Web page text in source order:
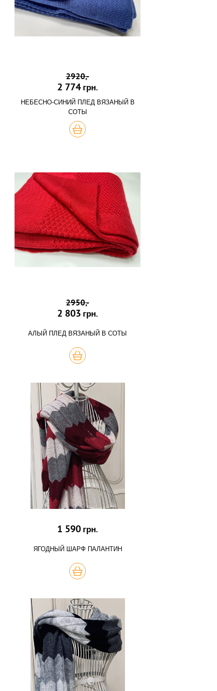
2920,-
2 774 грн.
НЕБЕСНО-СИНИЙ ПЛЕД ВЯЗАНЫЙ В
СОТЫ
КУПИТЬ
2950,-
2 803 грн.
АЛЫЙ ПЛЕД ВЯЗАНЫЙ В СОТЫ
КУПИТЬ
1 590 грн.
ЯГОДНЫЙ ШАРФ ПАЛАНТИН
КУПИТЬ